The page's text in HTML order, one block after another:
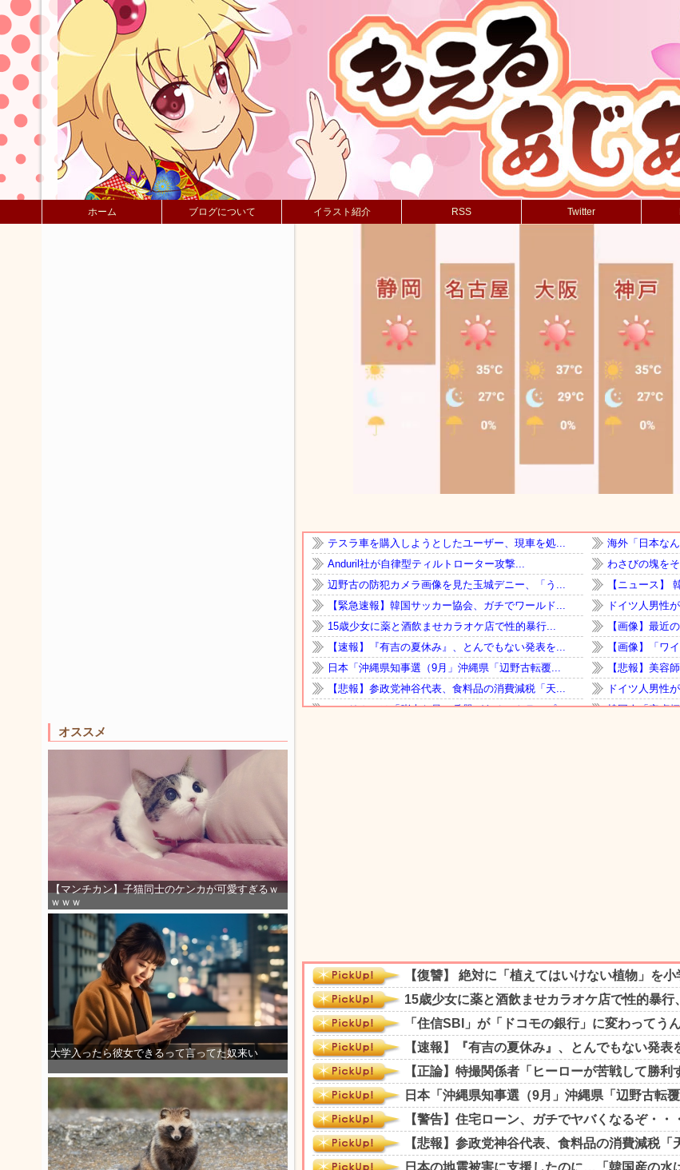
ホーム ブログについて イラスト紹介 RSS Twitter
オススメ
【マンチカン】子猫同士のケンカが可愛すぎるｗ
ｗｗｗ
大学入ったら彼女できるって言ってた奴来い